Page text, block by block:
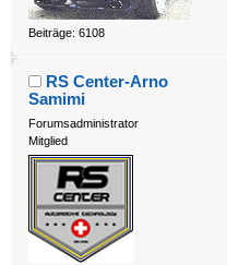
Beiträge: 6108
RS Center-Arno
Samimi
Forumsadministrator
Mitglied